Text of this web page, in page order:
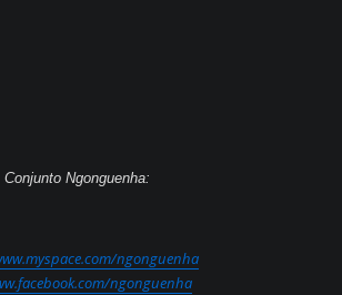
Conjunto Ngonguenha:
ngonguenha
ngonguenha